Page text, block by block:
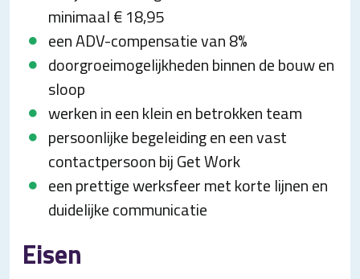
minimaal € 18,95
een ADV-compensatie van 8%
doorgroeimogelijkheden binnen de bouw en
sloop
werken in een klein en betrokken team
persoonlijke begeleiding en een vast
contactpersoon bij Get Work
een prettige werksfeer met korte lijnen en
duidelijke communicatie
Eisen